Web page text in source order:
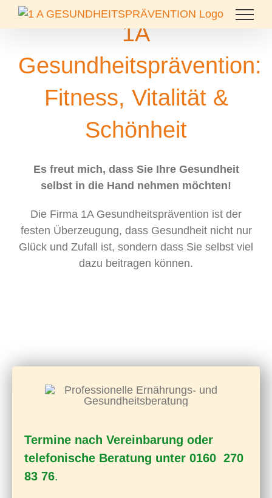
Zum
1A
Gesundheitsprävention:
Fitness, Vitalität &
Schönheit
Es freut mich, dass Sie Ihre Gesundheit
selbst in die Hand nehmen möchten!
Die Firma 1A Gesundheitsprävention ist der
festen Überzeugung, dass Gesundheit nicht nur
Glück und Zufall ist, sondern dass Sie selbst viel
dazu beitragen können.
Termine nach Vereinbarung oder
telefonische Beratung unter 0160 270
83 76.